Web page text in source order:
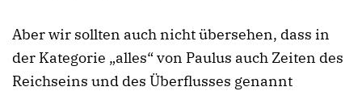
Aber wir sollten auch nicht übersehen, dass in
der Kategorie „alles“ von Paulus auch Zeiten des
Reichseins und des Überflusses genannt